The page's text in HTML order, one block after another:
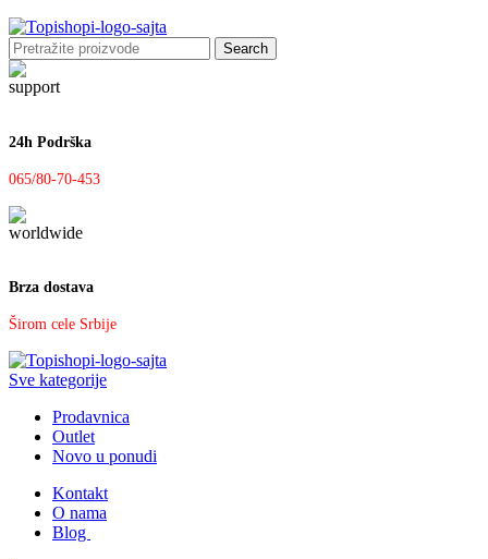
Search
24h Podrška
065/80-70-453
Brza dostava
Širom cele Srbije
Sve kategorije
Prodavnica
Outlet
Novo u ponudi
Kontakt
O nama
Blog